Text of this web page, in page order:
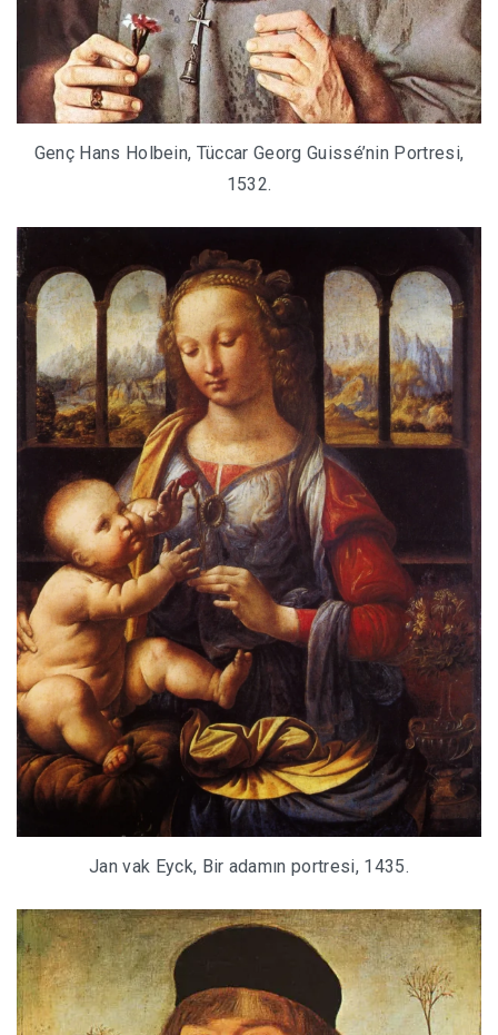
Genç Hans Holbein, Tüccar Georg Guissé’nin Portresi,
1532.
Jan vak Eyck, Bir adamın portresi, 1435.